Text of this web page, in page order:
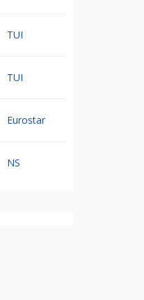
TUI
TUI
Eurostar
NS